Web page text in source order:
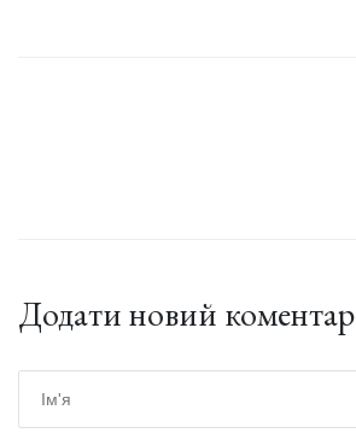
Додати новий коментар